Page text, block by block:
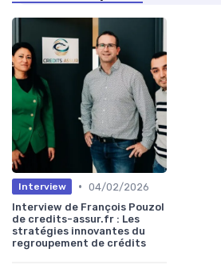
Interview • 04/02/2026
Interview de François Pouzol
de credits-assur.fr : Les
stratégies innovantes du
regroupement de crédits